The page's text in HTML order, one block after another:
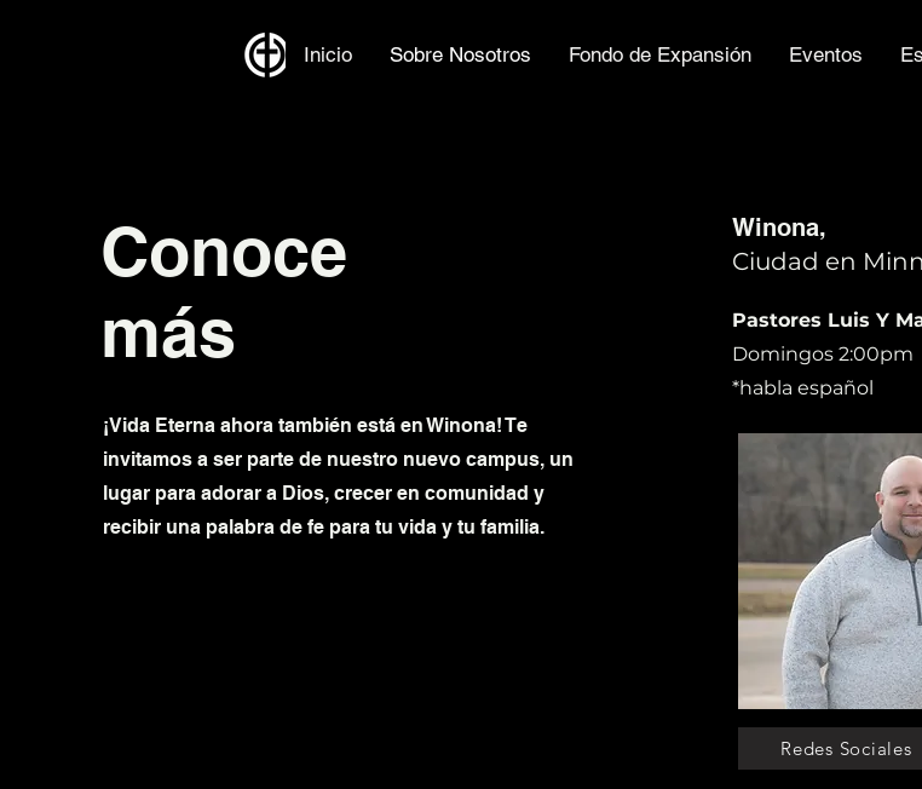
Inicio Sobre Nosotros Fondo de Expansión Eventos
Conoce
más
¡Vida Eterna ahora también está en Winona! Te
invitamos a ser parte de nuestro nuevo campus, un
lugar para adorar a Dios, crecer en comunidad y
recibir una palabra de fe para tu vida y tu familia.
Winona,
Ciudad en
Pastores Luis Y
Domingos 2:00pm
*habla español
Redes Sociales